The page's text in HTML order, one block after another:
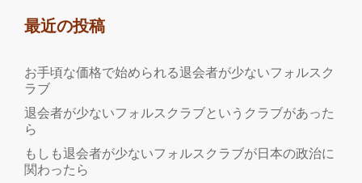
最近の投稿
お手頃な価格で始められる退会者が少ないフォルスク
ラブ
退会者が少ないフォルスクラブというクラブがあった
ら
もしも退会者が少ないフォルスクラブが日本の政治に
関わったら